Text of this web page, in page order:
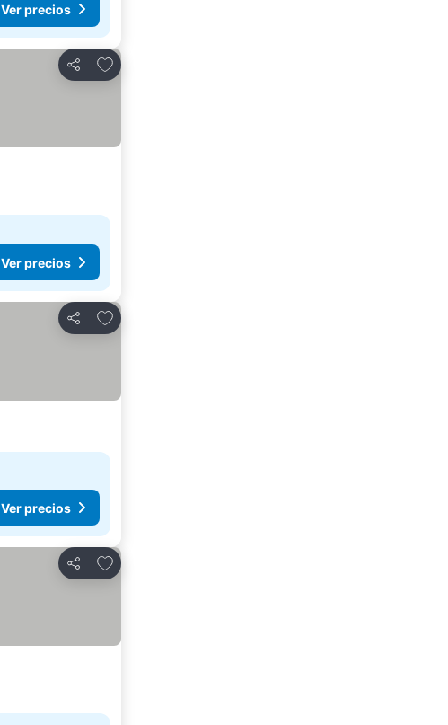
Ver precios
Compartir
Agregar a favoritos
Ver precios
Compartir
Agregar a favoritos
Ver precios
Compartir
Agregar a favoritos